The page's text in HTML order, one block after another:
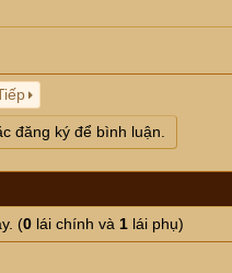
đăng ký để bình luận.
(0 lái chính và 1 lái phụ)